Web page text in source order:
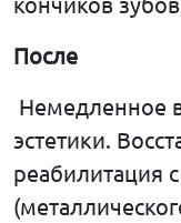
После
Немедленное
эстетики.
реабилитация